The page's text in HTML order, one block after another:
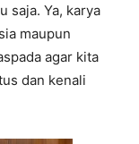
saja. Ya, karya
maupun
agar kita
dan kenali